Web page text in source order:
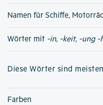
Namen für Schiffe,
Wörter mit -in, -keit, -ung -
Diese Wörter sind
Farben